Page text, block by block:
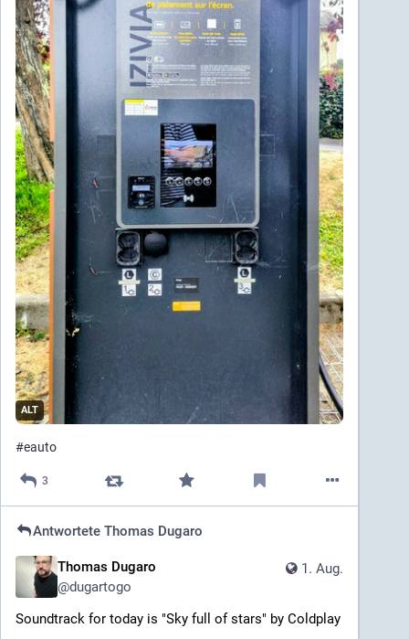
ALT
#eauto
3
AntworteteThomas Dugaro
1. Aug.
Thomas Dugaro
@dugartogo
Soundtrack for today is "Sky full of stars" by Coldplay